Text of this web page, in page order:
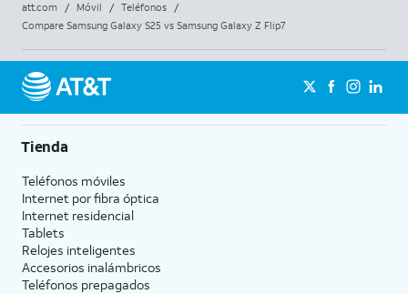
att.com / Móvil / Teléfonos
/
Compare Samsung Galaxy S25 vs Samsung Galaxy Z Flip7
Tienda
Teléfonos móviles
Internet por fibra óptica
Internet residencial
Tablets
Relojes inteligentes
Accesorios inalámbricos
Teléfonos prepagados